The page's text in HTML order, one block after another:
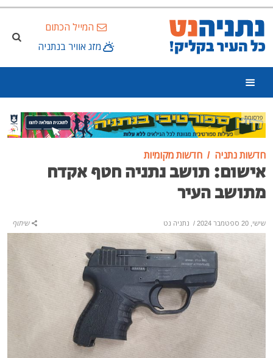
המייל הכתום
מזג אוויר בנתניה
פרסומת
חדשות נתניה חדשות מקומיות
אישום: תושב נתניה חטף אקדח
מתושב העיר
שישי, 20 ספטמבר 2024 / נתניה נט שיתוף